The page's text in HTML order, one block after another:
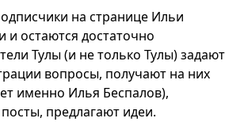
на странице Ильи
и остаются достаточно
Тулы (и не только Тулы) задают
вопросы, получают на них
именно Илья Беспалов),
предлагают идеи.